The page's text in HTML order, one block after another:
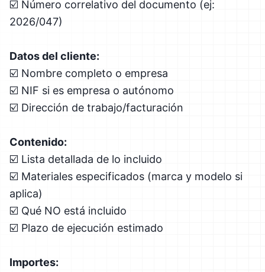
☑️ Número correlativo del documento (ej:
2026/047)
Datos del cliente:
☑️ Nombre completo o empresa
☑️ NIF si es empresa o autónomo
☑️ Dirección de trabajo/facturación
Contenido:
☑️ Lista detallada de lo incluido
☑️ Materiales especificados (marca y modelo si
aplica)
☑️ Qué NO está incluido
☑️ Plazo de ejecución estimado
Importes: